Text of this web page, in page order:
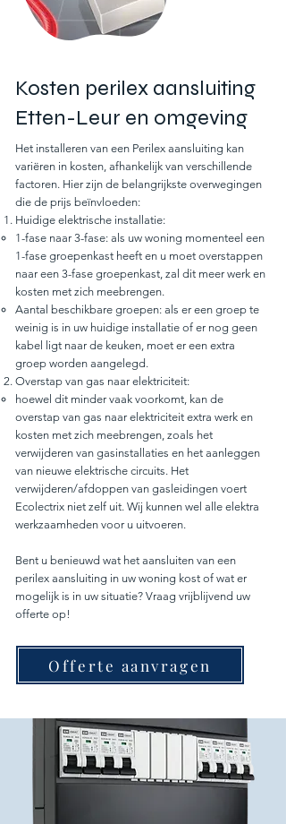
Kosten perilex aansluiting
Etten-Leur en omgeving
Het installeren van een Perilex aansluiting kan
variëren in kosten, afhankelijk van verschillende
factoren. Hier zijn de belangrijkste overwegingen
die de prijs beïnvloeden:
Huidige elektrische installatie:
1-fase naar 3-fase: als uw woning momenteel een
1-fase groepenkast heeft en u moet overstappen
naar een 3-fase groepenkast, zal dit meer werk en
kosten met zich meebrengen.
Aantal beschikbare groepen: als er een groep te
weinig is in uw huidige installatie of er nog geen
kabel ligt naar de keuken, moet er een extra
groep worden aangelegd.
Overstap van gas naar elektriciteit:
hoewel dit minder vaak voorkomt, kan de
overstap van gas naar elektriciteit extra werk en
kosten met zich meebrengen, zoals het
verwijderen van gasinstallaties en het aanleggen
van nieuwe elektrische circuits. Het
verwijderen/afdoppen van gasleidingen voert
Ecolectrix niet zelf uit. Wij kunnen wel alle elektra
werkzaamheden voor u uitvoeren.
Bent u benieuwd wat het aansluiten van een
perilex aansluiting in uw woning kost of wat er
mogelijk is in uw situatie? Vraag vrijblijvend uw
offerte op!
Offerte aanvragen